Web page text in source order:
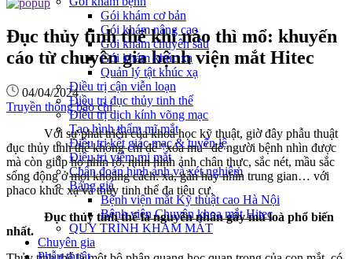
Gói khám cơ bản
Gói khám nâng cao
Gói khám chuyên sâu
Gói khám khúc xạ
Quản lý tật khúc xạ
Điều trị cận viễn loạn
Điều trị đục thủy tinh thể
Điều trị dịch kính võng mạc
Tạo hình thẩm mĩ mắt
Điều trị kết giác mạc & tuyến lệ
Điều trị viêm mi mắt
Chẩn đoán hình ảnh và xét nghiệm
Bảng giá
Bệnh viện mắt Kỹ thuật cao Hà Nội
Bệnh viện Chuyên khoa mắt Hitec
QUY TRÌNH KHÁM MẮT
Chuyên gia
Phẫu thuật
Đục thủy tinh thể khi nào thì mổ: khuyến
cáo từ chuyên gia bệnh viện mắt Hitec
04/04/2024
Truyền thông báo chí
Với sự phát triển của khoa học kỹ thuật, giờ đây phẫu thuật
đục thủy tinh thể không chỉ để "xóa mù" để người bệnh nhìn được
mà còn giúp họ nhìn rõ, nhìn hình ảnh chân thực, sắc nét, mầu sắc
sống động ở mọi khoảng cách: xa, gần hay nhìn trung gian… với
phaco khúc xạ và thủy tinh thể đa tiêu cự.
Đục thủy tinh thể là nguyên nhân gây mù loà phổ biến
nhất.